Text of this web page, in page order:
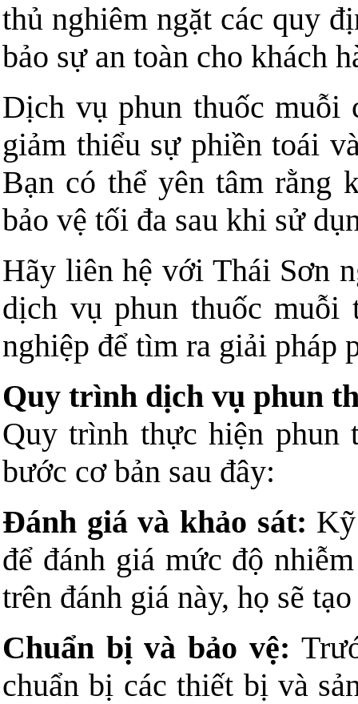
thủ nghiêm ngặt các quy
bảo sự an toàn cho khách
Dịch vụ phun thuốc muỗi
giảm thiểu sự phiền toái
Bạn có thể yên tâm rằng
bảo vệ tối đa sau khi sử
Hãy liên hệ với Thái Sơn
dịch vụ phun thuốc muỗi
nghiệp để tìm ra giải pháp
Quy trình dịch vụ phun
Quy trình thực hiện phun
bước cơ bản sau đây:
Đánh giá và khảo sát:
để đánh giá mức độ
trên đánh giá này, họ sẽ
Chuẩn bị và bảo vệ:
chuẩn bị các thiết bị và